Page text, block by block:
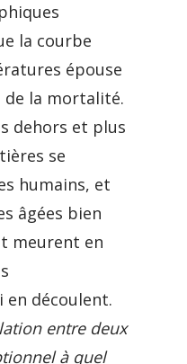
la courbe
épouse
la mortalité.
dehors et plus
se
humains, et
âgées bien
meurent en
découlent.
entre deux
à quel